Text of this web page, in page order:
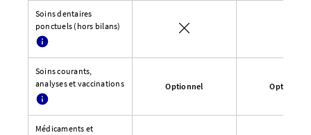
Soins dentaires
ponctuels (hors bilans)
Soins courants,
analyses et vaccinations
Optionnel Optionnel
Médicaments et